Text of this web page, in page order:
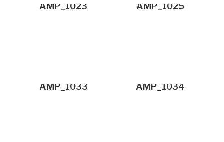
AMP_1023 AMP_1025
AMP_1033 AMP_1034